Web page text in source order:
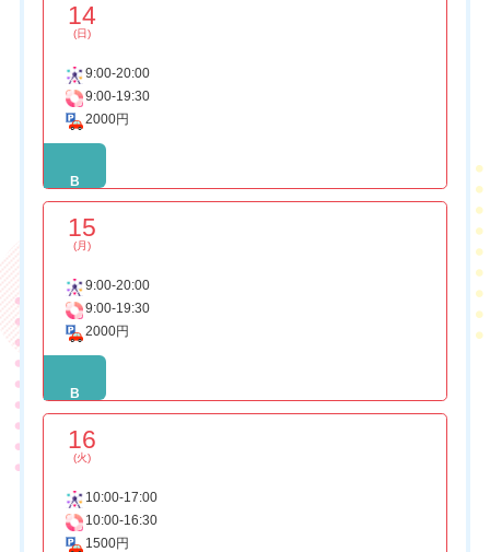
14
(日)
9:00-20:00
9:00-19:30
2000円
B
15
(月)
9:00-20:00
9:00-19:30
2000円
B
16
(火)
10:00-17:00
10:00-16:30
1500円